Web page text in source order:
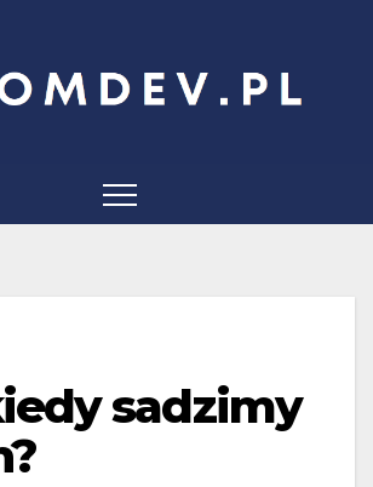
sadzimy